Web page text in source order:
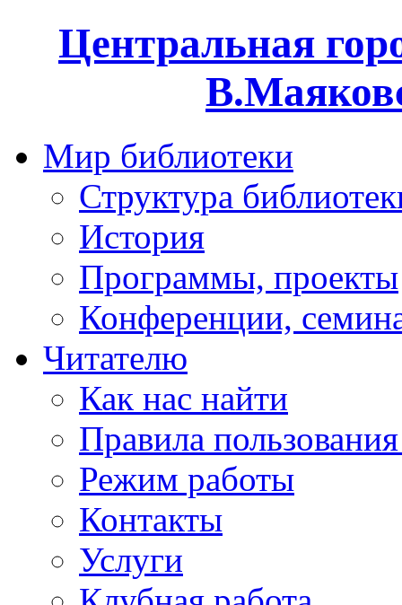
Центральная
Мир библиотеки
Структура
История
Программы, проекты
Конференции,
Читателю
Как нас найти
Правила
Режим работы
Контакты
Услуги